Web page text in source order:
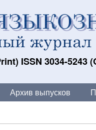
ISSN 3034-5243
Архив выпусков